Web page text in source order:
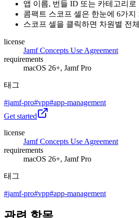
앱 이름, 번들 ID 또는 카테고리로
콤팩트 스코프 셀은 한눈에 6가
스코프 셀을 클릭하면 차원별 전
license
Jamf Concepts Use Agreement
requirements
macOS 26+, Jamf Pro
태그
#jamf-pro#vpp#app-management
Get started
license
Jamf Concepts Use Agreement
requirements
macOS 26+, Jamf Pro
태그
#jamf-pro#vpp#app-management
관련 항목